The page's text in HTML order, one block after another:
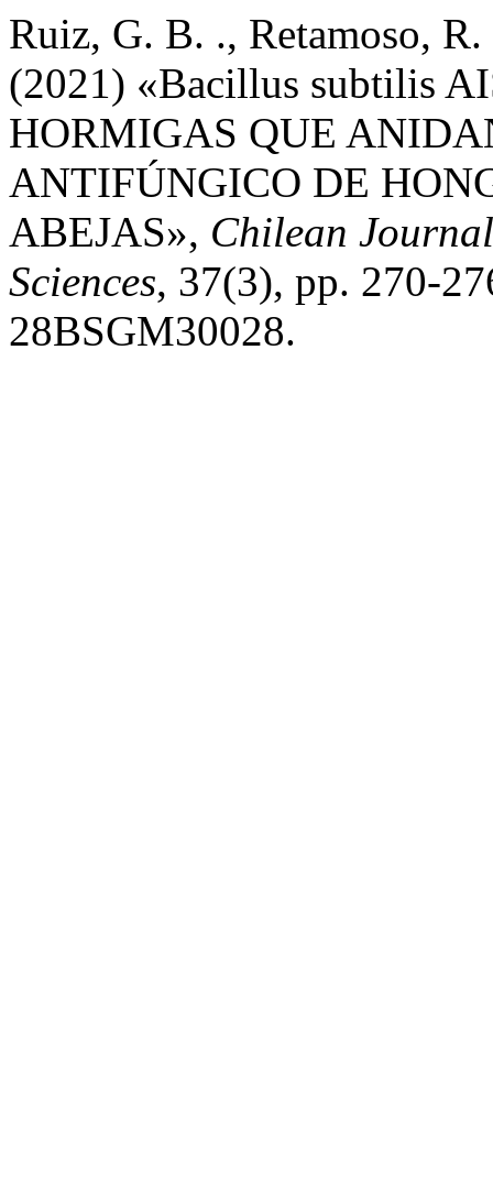
Ruiz, G. B. ., Retamoso,
(2021) «Bacillus subtilis
HORMIGAS QUE
ANTIFÚNGICO DE
ABEJAS», Chilean
Sciences, 37(3), pp. 270-
28BSGM30028.